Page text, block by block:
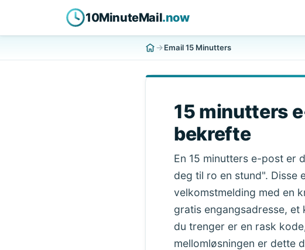
10MinuteMail.now
Email 15 Minutters
15 minutters
bekrefte
En 15 minutters e-post er
deg til ro en stund". Disse
velkomstmelding med en
gratis engangsadresse,
du trenger er en rask
mellomløsningen er dette